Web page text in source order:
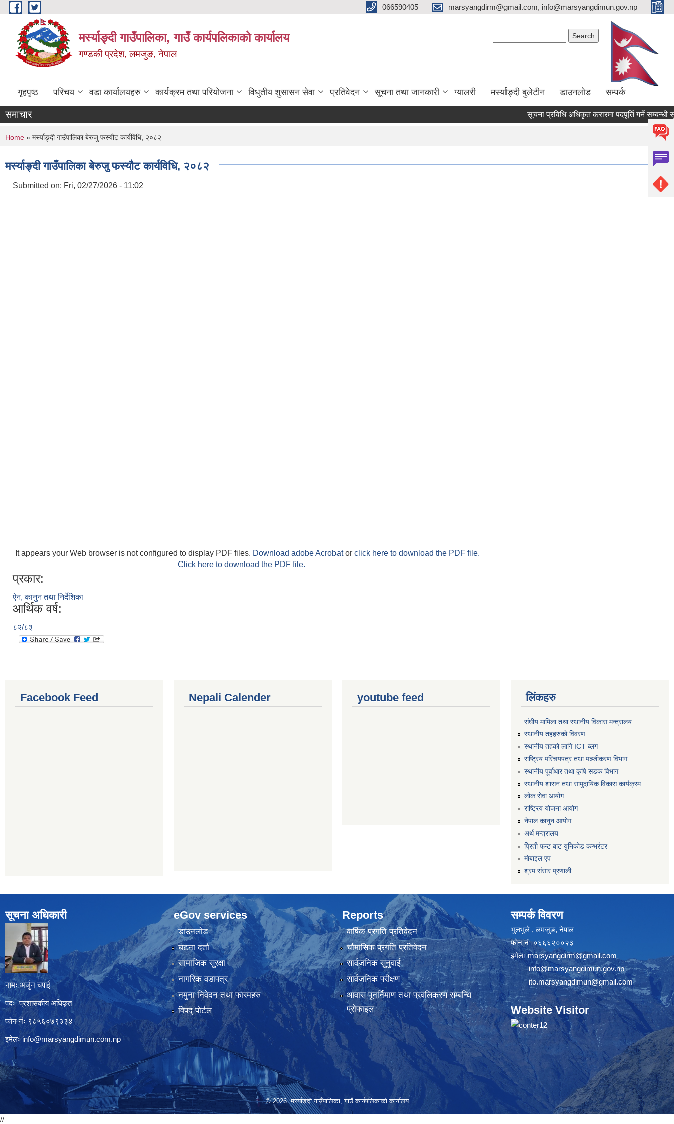
Skip to main content 066590405 marsyangdirm@gmail.com, info@marsyangdimun.gov.np
मर्स्याङ्दी गाउँपालिका, गाउँ कार्यपलिकाको कार्यालय
गण्डकी प्रदेश, लमजुङ, नेपाल
गृहपृष्ठ परिचय वडा कार्यालयहरु कार्यक्रम तथा परियोजना विधुतीय शुसासन सेवा प्रतिवेदन सूचना तथा जानकारी ग्यालरी मर्स्याङ्दी बुलेटीन डाउनलोड सम्पर्क
समाचार सूचना प्रविधि अधिकृत करारमा पदपूर्ति गर्ने सम्बन्धी
You are here
Home » मर्स्याङ्दी गाउँपालिका बेरुजु फस्यौट कार्यविधि, २०८२
मर्स्याङ्दी गाउँपालिका बेरुजु फस्यौट कार्यविधि, २०८२
Submitted on: Fri, 02/27/2026 - 11:02
It appears your Web browser is not configured to display PDF files. Download adobe Acrobator click here to download the PDF file.
Click here to download the PDF file.
प्रकार:
ऐन, कानुन तथा निर्देशिका
आर्थिक वर्ष:
८२/८३
Facebook Feed Nepali Calender youtube feed लिंकहरु
संघीय मामिला तथा स्थानीय विकास मन्त्रालय
स्थानीय तहहरुकाे विवरण
स्थानीय तहको लागि ICT ब्लग
राष्‍ट्रिय परिचयपत्र तथा पञ्‍जीकरण विभाग
स्थानीय पूर्वाधार तथा कृषि सडक विभाग
स्थानीय शासन तथा सामुदायिक विकास कार्यक्रम
लोक सेवा आयोग
राष्ट्रिय योजना आयोग
नेपाल कानुन आयोग
अर्थ मन्त्रालय
प्रिती फन्ट बाट युनिकोड कन्भर्रटर
माेबाइल एप
श्रम संसार प्रणाली
सूचना अधिकारी
नामः अर्जुन चपाई
पदः प्रशासकीय अधिकृत
फोन नंः ९८५६०७९३३४
इमेलःinfo@marsyangdimun.com.np
eGov services
डाउनलोड
घटना दर्ता
सामाजिक सुरक्षा
नागरिक वडापत्र
नमुना निवेदन तथा फारमहरु
विपद् पोर्टल
Reports
वार्षिक प्रगति प्रतिवेदन
चौमासिक प्रगति प्रतिवेदन
सार्वजनिक सुनुवाई
सार्वजनिक परीक्षण
आवास पूनर्निमाण तथा प्रवलिकरण सम्बन्धि
प्रोफाइल
सम्पर्क विवरण
भुलभुले , लमजुङ, नेपाल
फोन नंः ०६६६२००२३
इमेलःmarsyangdirm@gmail.com
info@marsyangdimun.gov.np
ito.marsyangdimun@gmail.com
Website Visitor
© 2026 मर्स्याङ्दी गाउँपालिका, गाउँ कार्यपलिकाको कार्यालय
//